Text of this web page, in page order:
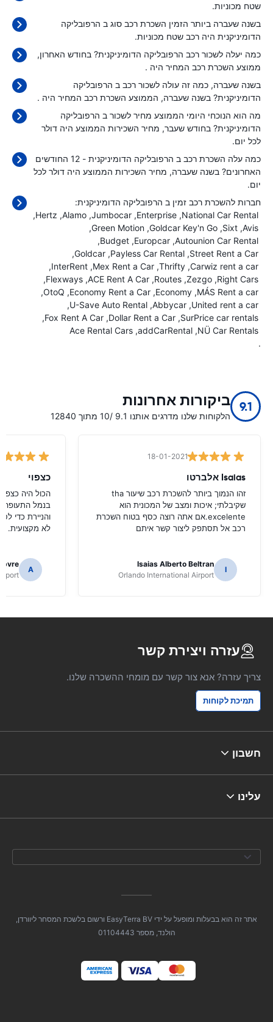
שטח מכוניות.
בשנה שעברה ביותר הזמין השכרת רכב סוג ב הרפובליקה
הדומיניקנית היה רכב שטח מכוניות.
כמה יעלה לשכור רכב הרפובליקה הדומיניקנית? בחודש האחרון,
ממוצע השכרת רכב המחיר היה .
בשנה שעברה, כמה זה עולה לשכור רכב ב הרפובליקה
הדומיניקנית? בשנה שעברה, הממוצע השכרת רכב המחיר היה .
מה הוא הנוכחי היומי הממוצע מחיר לשכור ב הרפובליקה
הדומיניקנית? בחודש שעבר, מחיר השכירות הממוצע היה דולר
לכל יום.
כמה עלה השכרת רכב ב הרפובליקה הדומיניקנית - 12 החודשים
האחרונים? בשנה שעברה, מחיר השכירות הממוצע היה דולר לכל
יום.
חברות להשכרת רכב זמין ב הרפובליקה הדומיניקנית:
National Car Rental
Enterprise
Jumbocar
Alamo
Hertz
Avis
Sixt
Goldcar Key'n Go
Green Motion
Autounion Car Rental
Europcar
Budget
Street Rent a Car
Payless Car Rental
Goldcar
Carwiz rent a car
Thrifty
Mex Rent a Car
InterRent
Right Cars
Zezgo
Routes
ACE Rent A Car
Flexways
MÁS Rent a car
Economy
Economy Rent a Car
OtoQ
United rent a car
Abbycar
U-Save Auto Rental
SurPrice car rentals
Dollar Rent a Car
Fox Rent A Car
NÜ Car Rentals
addCarRental
Ace Rental Cars
.
9.1 ביקורות אחרונות
הלקוחות שלנו מדרגים אותנו 9.1 /10 מתוך 12840
18-01-2021
Isaias אלברטו
זהו הנמוך ביותר להשכרת רכב שיעור tha
שקיבלתי; איכות ומצב של המכונית הוא
excelente.אם אתה רוצה כסף בטוח השכרת
רכב אל תסתפק ליצור קשר איתם
I
Isaias Alberto Beltran
Orlando International Airport
כצפוי
הכול היה
בנמל התעופה
והניירת כדי
לא מקצועית.
A
עזרה ויצירת קשר
צריך עזרה? אנא צור קשר עם מומחי ההשכרה שלנו.
תמיכת לקוחות
חשבון
עלינו
אתר זה הוא בבעלות ומופעל על ידי EasyTerra BV ורשום בלשכת המסחר ליוורדן,
הולנד, מספר 01104443